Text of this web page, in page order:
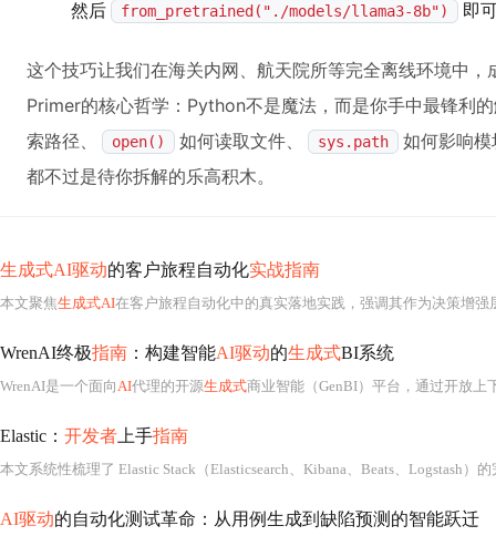
然后 from_pretrained("./models/llama3-8b") 即
这个技巧让我们在海关内网、航天院所等完全离线环境中
Primer的核心哲学：Python不是魔法，而是你手中最锋利
索路径、
open() 如何读取文件、 sys.path
如何影响
都不过是待你拆解的乐高积木。
生成式AI驱动的客户旅程自动化实战指南
本文聚焦生成式AI在客户旅程自动化中的真实落地实践，强调其作为决策增强层而
WrenAI终极指南 ：构建智能AI驱动的生成式BI系统
WrenAI是一个面向AI代理的开源生成式商业智能（GenBI）平台，通过开放上下文层实现自然语言到可信SQL与交互式仪表板
Elastic： 开发者 上手指南
AI驱动的自动化测试革命：从用例生成到缺陷预测的智能跃迁